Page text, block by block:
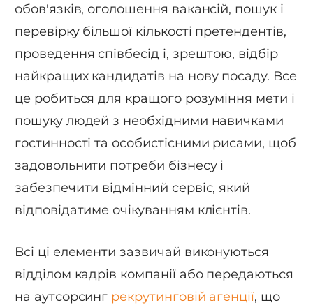
обов'язків, оголошення вакансій, пошук і
перевірку більшої кількості претендентів,
проведення співбесід і, зрештою, відбір
найкращих кандидатів на нову посаду. Все
це робиться для кращого розуміння мети і
пошуку людей з необхідними навичками
гостинності та особистісними рисами, щоб
задовольнити потреби бізнесу і
забезпечити відмінний сервіс, який
відповідатиме очікуванням клієнтів.
Всі ці елементи зазвичай виконуються
відділом кадрів компанії або передаються
на аутсорсинг рекрутинговій агенції, що